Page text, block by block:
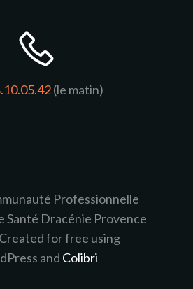
(le matin)
Professionnelle
Santé Dracénie Provence
for free using
and Colibri